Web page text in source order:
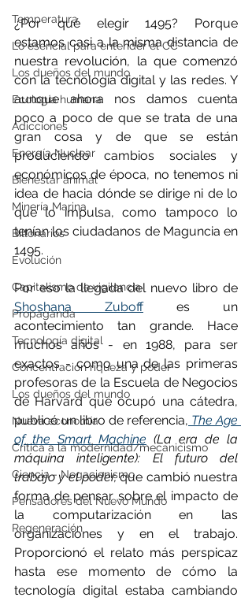
Temperatura
Lo esencial para entender el CC
Los dueños del mundo
Ecología humana
Adicciones
Energía Nuclear
Bienestar animal
Minería Marina
Billonarios
Evolución
Capitalismo de vigilancia
Propaganda
Tecnología digital
Concentración riqueza y poder
Los dueños del mundo
Nueva economía
Crítica a la modernidad/mecanicismo
Ciencia - Negacionismo
Pensadores del Nuevo Mundo
Regeneración
¿Por qué elegir 1495? Porque
estamos casi a la misma distancia de
nuestra revolución, la que comenzó
con la tecnología digital y las redes. Y
aunque ahora nos damos cuenta
poco a poco de que se trata de una
gran cosa y de que se están
produciendo cambios sociales y
económicos de época, no tenemos ni
idea de hacia dónde se dirige ni de lo
que lo impulsa, como tampoco lo
tenían los ciudadanos de Maguncia en
1495.
Shoshana Zuboff es un
acontecimiento tan grande. Hace
muchos años - en 1988, para ser
exactos - como una de las primeras
profesoras de la Escuela de Negocios
de Harvard que ocupó una cátedra,
publicó un libro de referencia, The Age
of the Smart Machine (La era de la
máquina inteligente): El futuro del
trabajo y el poder, que cambió nuestra
forma de pensar sobre el impacto de
la computarización en las
organizaciones y en el trabajo.
Proporcionó el relato más perspicaz
hasta ese momento de cómo la
tecnología digital estaba cambiando